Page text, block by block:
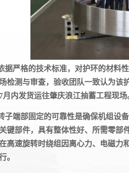
据严格的技术标准，对护环的材料
检测与审查，验收团队一致认为该
内发货运往肇庆浪江抽蓄工程现场
子端部固定的可靠性是确保机组设
键部件，具有整体性好、所需零部
高速旋转时绕组因离心力、电磁力
。